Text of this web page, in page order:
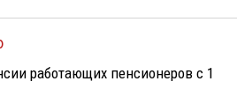
работающих пенсионеров с 1